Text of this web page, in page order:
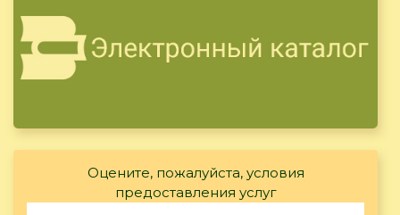
Оцените, пожалуйста, условия
предоставления услуг